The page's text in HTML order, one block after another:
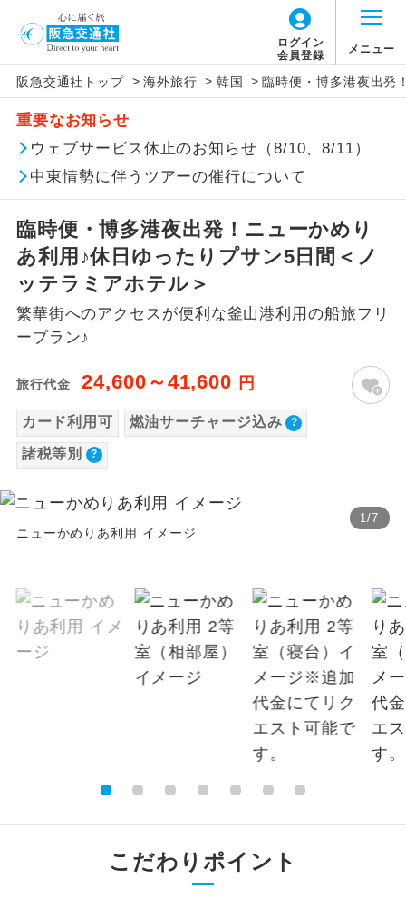
ログイン
会員登録
メニュー
阪急交通社トップ > 海外旅行 > 韓国 > 臨時便・博多港夜出発
重要なお知らせ
ウェブサービス休止のお知らせ（8/10、8/11）
中東情勢に伴うツアーの催行について
臨時便・博多港夜出発！ニューかめり
あ利用♪休日ゆったりプサン5日間＜ノ
ッテラミアホテル＞
繁華街へのアクセスが便利な釜山港利用の船旅フリ
ープラン♪
旅行代金 24,600～41,600 円
カード利用可 燃油サーチャージ込み
諸税等別
1/7
ニューかめりあ利用 イメージ
こだわりポイント
燃油サーチャージは旅行代金に含まれていま
す。
なお、今後燃油サーチャージの増減または廃
止された場合でも旅行代金に変更はございま
せん。
旅行代金に、以下の料金は含まれておりませ
ん。別途お支払が必要となります。
【海外空港諸税等】
旅行代金に各国空港の旅客サービス施設使用
料と空港税等は含まれておりません。別途お
支払いが必要となります。
大人（12歳以上）800円、子供（2歳以上12
歳未満）700円
す。
【その他諸税追加】
国内港湾施設使用料
（2歳以上12歳未満）250円国際観光旅客税
2026/8/8〜 大人（12歳以上）3,000円、子供
このツアーは以下の出発地から追加代金でご参
加いただけます。
※リクエスト受付の場合、ご手配の可否は後日回答さ
せていただきます。
追加代金にて各地発着ありとは
当ツアーは日程表に記載の出発空港だけで
なく、各地より下記追加代金にて飛行機や
鉄道などを利用しご参加いただけます。
ご同行者様が異なる発着地をご希望の場合
は、当社予約センターまで連絡ください。
アイコン 説明
添乗員同行
往路出発空港（駅）から復路到着空港
（駅）まで同行します。
現地到着後、現地係員が同行しお世話い
たします。
バスガイド乗
務
バスガイドが乗務し、車内での観光案内
があります。
新コース
世界遺産
ユネスコに登録されている文化遺産や自
然遺産を訪ねるコースです。
温泉 温泉地にも宿泊するコースです。
す。
大浴場 ご宿泊ホテルに大浴場が付いています。
全食事付き
全てのお食事が付いていますので、お食
事の心配はいりません。（機内食を除
く）
お部屋にてゆっくりとお召し上がりいた
だけます。
周りの音を気にせず、ガイドさんの説明
をじっくり聞くことができます。
1名様催行
1名様から出発可能な個人型プランで
す。